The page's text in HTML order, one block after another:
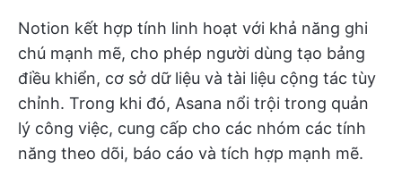
Notion kết hợp tính linh hoạt với khả năng ghi
chú mạnh mẽ, cho phép người dùng tạo bảng
điều khiển, cơ sở dữ liệu và tài liệu cộng tác tùy
chỉnh. Trong khi đó, Asana nổi trội trong quản
lý công việc, cung cấp cho các nhóm các tính
năng theo dõi, báo cáo và tích hợp mạnh mẽ.